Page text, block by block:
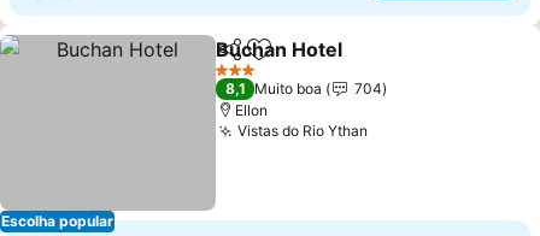
Escolha popular
PartilharAdicionar aos favoritos
Buchan Hotel
3 Estrelas
8,1 Muito boa
704
Ellon
Vistas do Rio Ythan